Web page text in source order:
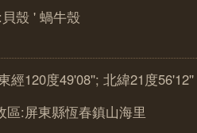
殼 ' 蝸牛殼
經120度49'08''; 北緯21度56'12''
區:屏東縣恆春鎮山海里